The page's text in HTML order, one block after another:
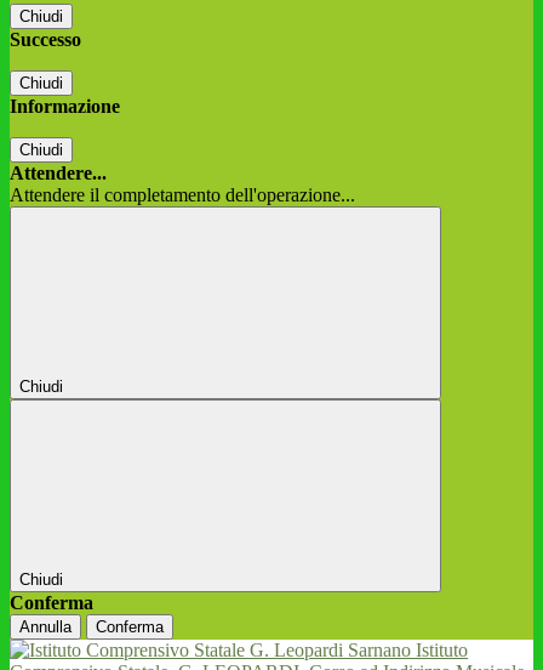
Chiudi
Successo
Chiudi
Informazione
Chiudi
Attendere...
Attendere il completamento dell'operazione...
Chiudi
Chiudi
Conferma
Annulla Conferma
Istituto